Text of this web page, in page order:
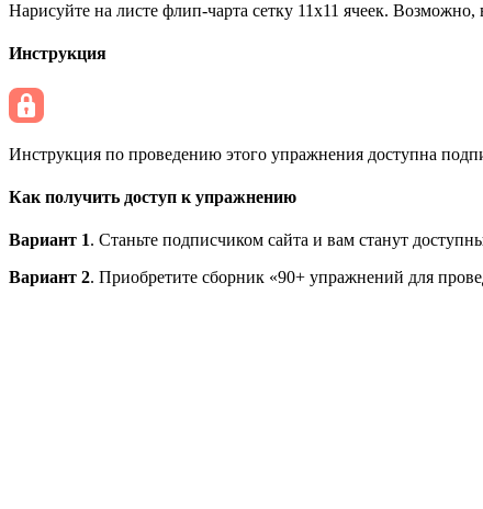
Нарисуйте на листе флип-чарта сетку 11х11 ячеек.
Инструкция
Инструкция по проведению этого упражнения доступна
Как получить доступ к упражнению
Вариант 1. Станьте подписчиком сайта и вам станут
Вариант 2. Приобретите сборник «90+ упражнений для